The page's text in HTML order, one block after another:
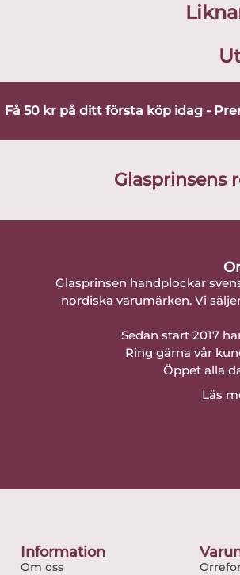
Få 50 kr på ditt första köp idag -
Glasprinsens
Glasprinsen handplockar
nordiska varumärken. Vi
Sedan start 2017
Ring gärna vår
Öppet alla
Läs
Information
Om oss